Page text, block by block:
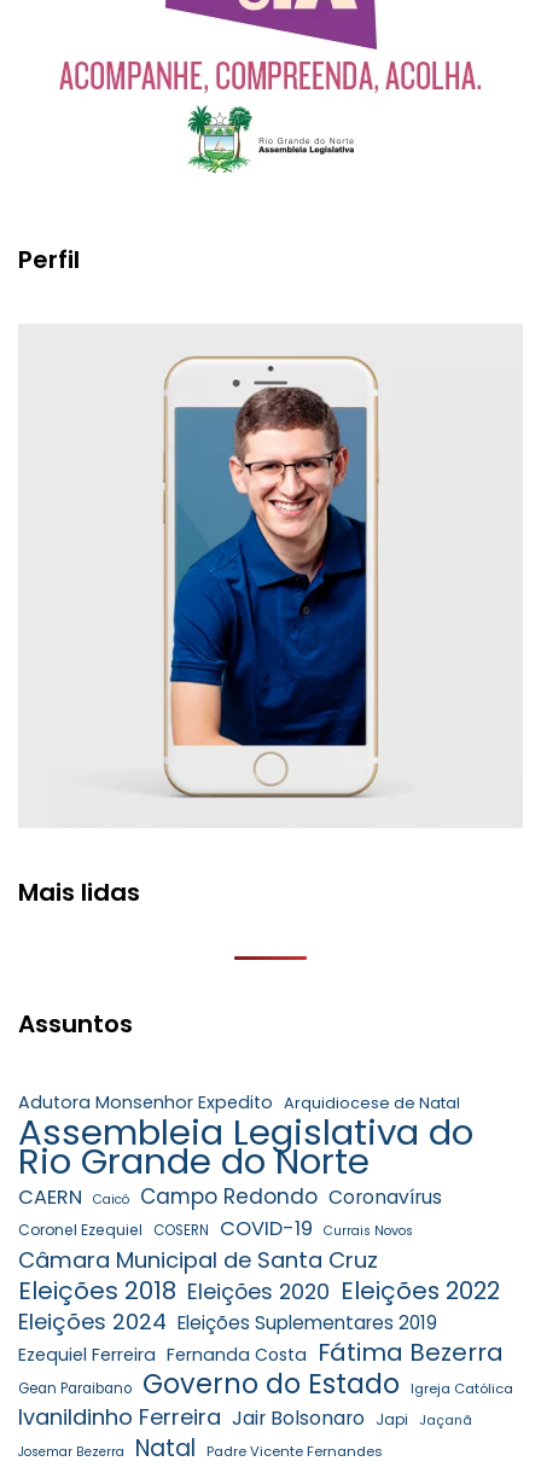
Perfil
Mais lidas
Assuntos
Adutora Monsenhor Expedito Arquidiocese de Natal
Assembleia Legislativa do
Rio Grande do Norte
CAERN Caicó Campo Redondo Coronavírus
Coronel Ezequiel COSERN COVID-19 Currais Novos
Câmara Municipal de Santa Cruz
Eleições 2018 Eleições 2020 Eleições 2022
Eleições 2024 Eleições Suplementares 2019
Ezequiel Ferreira Fernanda Costa Fátima Bezerra
Gean Paraibano Governo do Estado Igreja Católica
Ivanildinho Ferreira Jair Bolsonaro Japi Jaçanã
Josemar Bezerra Natal Padre Vicente Fernandes